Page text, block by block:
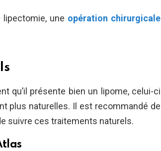
une opération chirurgicale
qu’il présente bien un lipome, celui-ci
plus naturelles. Il est recommandé de
suivre ces traitements naturels.